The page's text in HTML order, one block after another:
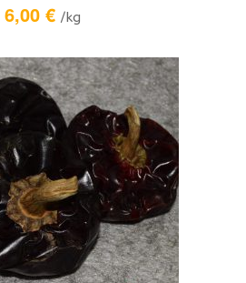
6,00 € /kg